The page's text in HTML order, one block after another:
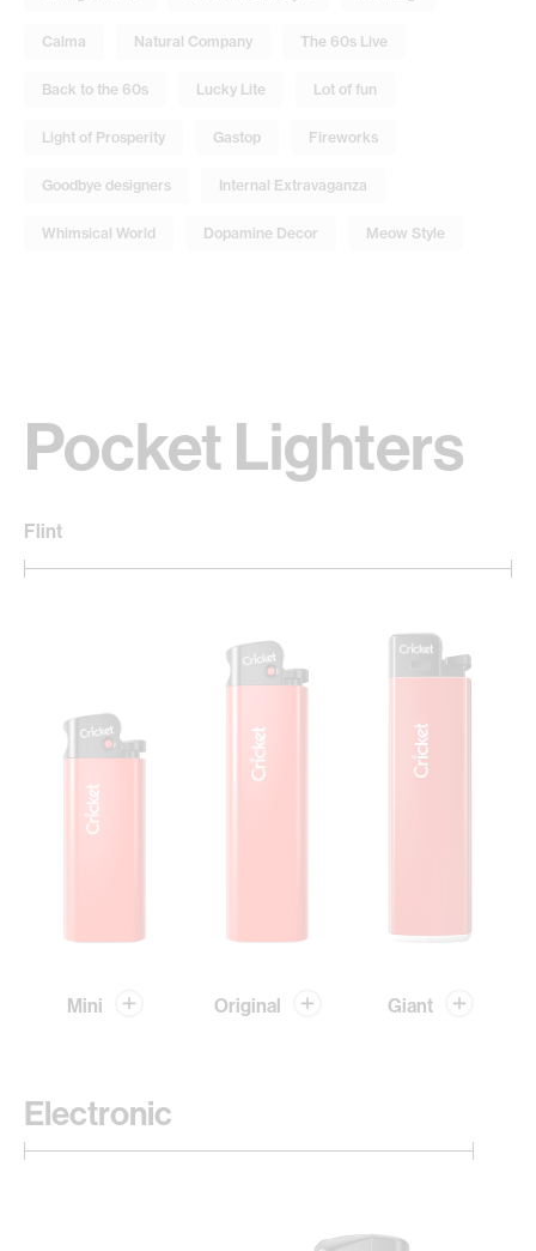
Calma Natural Company The 60s Live
Back to the 60s Lucky Lite Lot of fun
Light of Prosperity Gastop Fireworks
Goodbye designers Internal Extravaganza
Whimsical World Dopamine Decor Meow Style
Pocket Lighters
Flint
Mini Original Giant
Electronic